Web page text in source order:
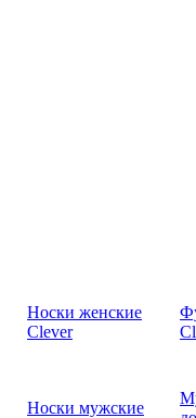
Носки женские
Clever
Носки мужские